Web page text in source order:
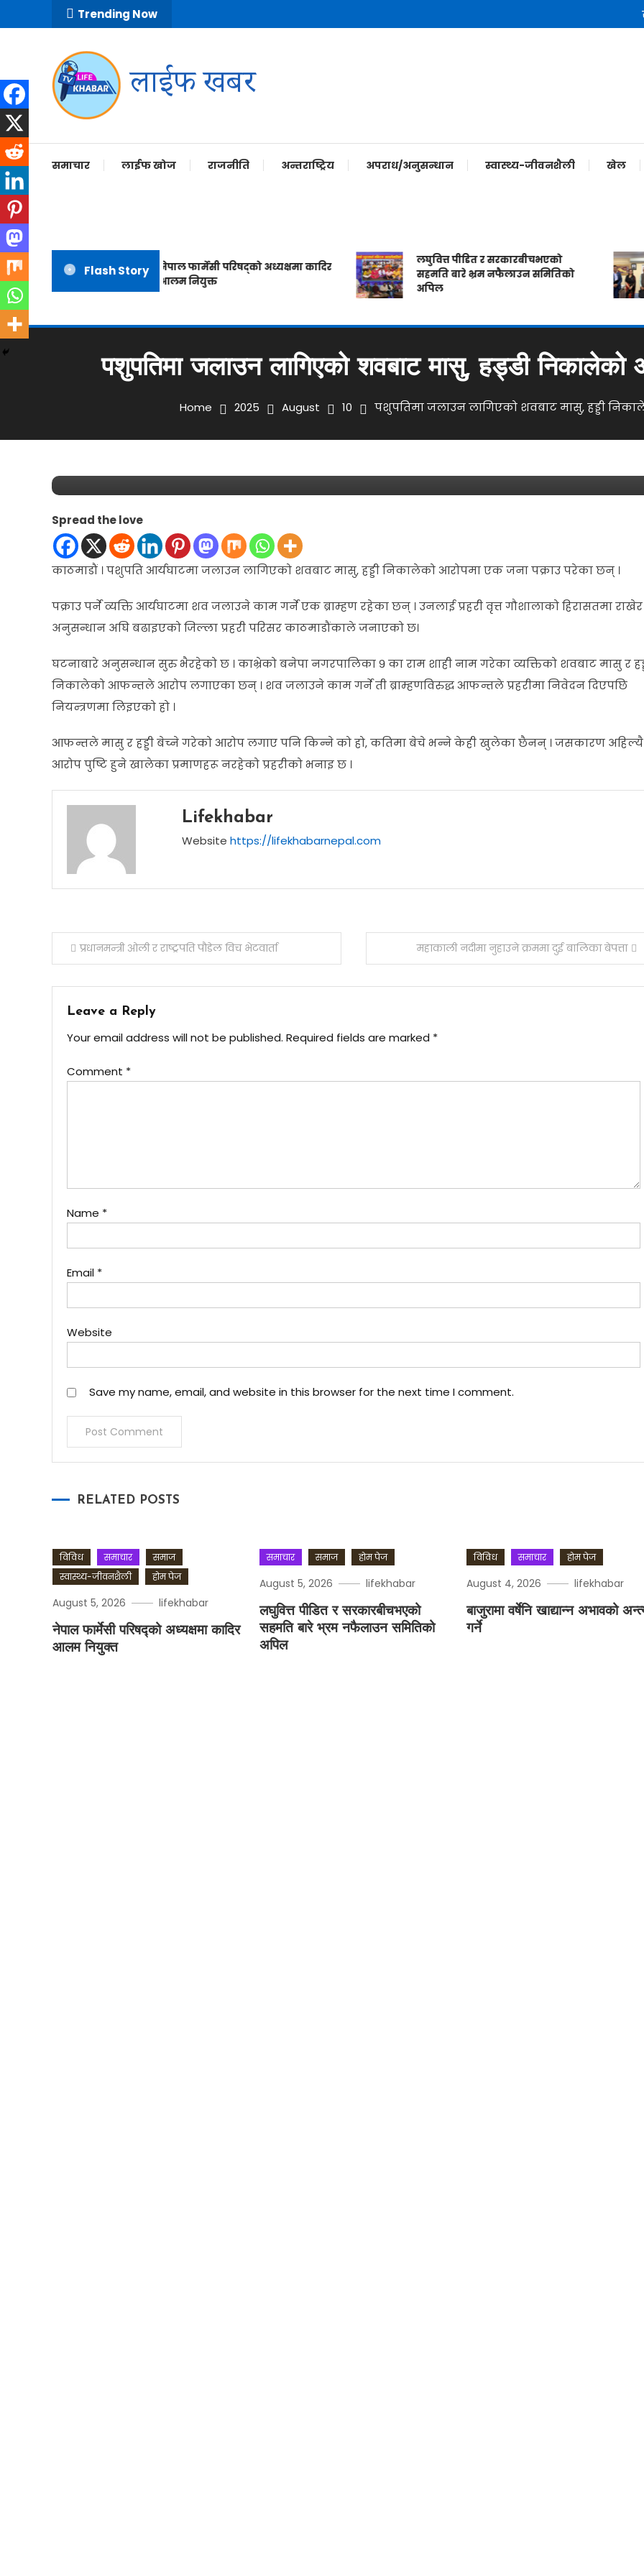
To
Trending Now
Life Khabar
समाचार लाईफ खोज राजनीति अन्तराष्ट्रिय अपराध/अनुसन्धान स्वास्थ्य-जीवनशैली खेल
Flash Storyनेपाल फार्मेसी परिषद्को अध्यक्षमा कादिर
आलम नियुक्त
लघुवित्त पीडित र सरकारबीचभएको
सहमति बारे भ्रम नफैलाउन समितिको
अपिल
पशुपतिमा जलाउन लागिएको शवबाट मासु, हड्डी निकालेको
Home 2025 August 10 पशुपतिमा जलाउन लागिएको शवबाट मासु, हड्डी
समाचार
Spread the love
काठमाडौं । पशुपति आर्यघाटमा जलाउन लागिएको शवबाट मासु, हड्डी निकालेको आरोपमा एक जना पक्राउ परेका छन् ।
पक्राउ पर्ने व्यक्ति आर्यघाटमा शव जलाउने काम गर्ने एक ब्राम्हण रहेका छन् । उनलाई प्रहरी वृत्त गौशालाको हिरासतमा राखेर
अनुसन्धान अघि बढाइएको जिल्ला प्रहरी परिसर काठमाडौंकाले जनाएको छ।
घटनाबारे अनुसन्धान सुरु भैरहेको छ । काभ्रेको बनेपा नगरपालिका ९ का राम शाही नाम गरेका व्यक्तिको शवबाट मासु र
निकालेको आफन्तले आरोप लगाएका छन् । शव जलाउने काम गर्ने ती ब्राम्हणविरुद्ध आफन्तले प्रहरीमा निवेदन दिएपछि
नियन्त्रणमा लिइएको हो ।
आफन्तले मासु र हड्डी बेच्ने गरेको आरोप लगाए पनि किन्ने को हो, कतिमा बेचे भन्ने केही खुलेका छैनन् । जसकारण अहिल्यै
आरोप पुष्टि हुने खालेका प्रमाणहरू नरहेको प्रहरीको भनाइ छ ।
Lifekhabar
Website https://lifekhabarnepal.com
Postप्रधानमन्त्री ओली र राष्ट्रपति पौडेल विच भेटवार्ता महाकाली नदीमा नुहाउने क्रममा दुई बालिका बेपत्ता
Leave a Reply
Your email address will not be published. Required fields are marked *
Comment *
Name *
Email *
Website
Save my name, email, and website in this browser for the next time I comment.
RELATED POSTS
विविध समाचार
समाज
स्वास्थ्य-जीवनशैली
होम पेज
August 5, 2026 lifekhabar
नेपाल फार्मेसी परिषद्को अध्यक्षमा कादिर
आलम नियुक्त
समाचार समाज होम पेज
August 5, 2026 lifekhabar
लघुवित्त पीडित र सरकारबीचभएको
सहमति बारे भ्रम नफैलाउन समितिको
अपिल
विविध समाचार होम पेज
August 4, 2026 lifekhabar
बाजुरामा वर्षेनि खाद्यान्न अभावको
गर्ने